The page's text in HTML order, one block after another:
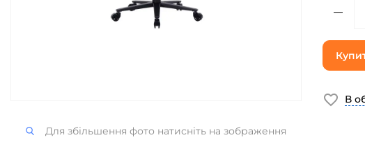
Для збільшення фото натисніть на зображення
В